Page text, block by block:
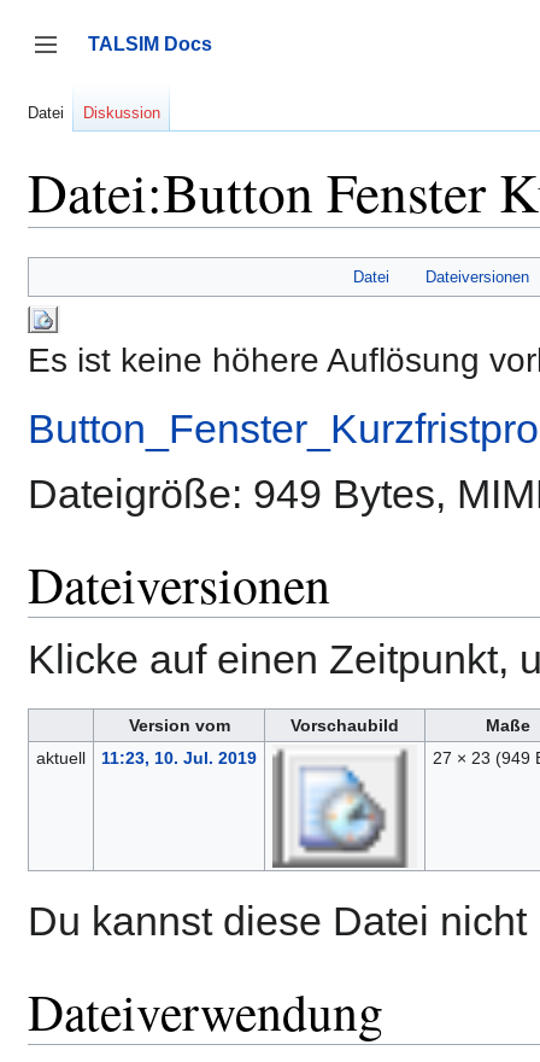
springen
Seitenleiste umschalten
TALSIM Docs
Datei Diskussion
Datei:Button Fenster
Datei Dateiversionen
Es ist keine höhere Auflösung
Dateigröße: 949 Bytes,
Dateiversionen
Klicke auf einen Zeitpunkt,
Version vom Vorschaubild
Maße
aktuell
11:23, 10. Jul. 2019 27 × 23 (949
Du kannst diese Datei
Dateiverwendung